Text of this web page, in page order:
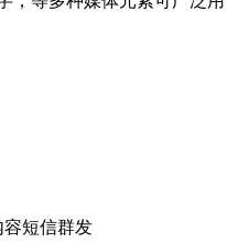
短信群发